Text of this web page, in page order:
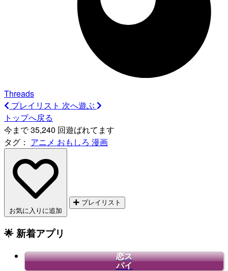
Threads
プレイリスト 次へ遊ぶ
トップへ戻る
今まで 35,240 回遊ばれてます
タグ： アニメ おもしろ 漫画
お気に入りに追加
プレイリスト
🌟 新着アプリ
恋ス
パイ